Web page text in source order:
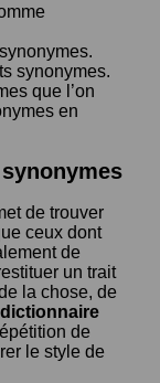
synonymes.
que l’on
en
de trouver
ceux dont
de
un trait
la chose, de
dictionnaire
de
le style de